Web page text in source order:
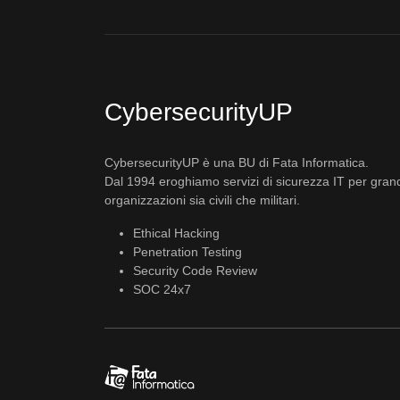
CybersecurityUP
CybersecurityUP è una BU di Fata Informatica.
Dal 1994 eroghiamo servizi di sicurezza IT per
organizzazioni sia civili che militari.
Ethical Hacking
Penetration Testing
Security Code Review
SOC 24x7